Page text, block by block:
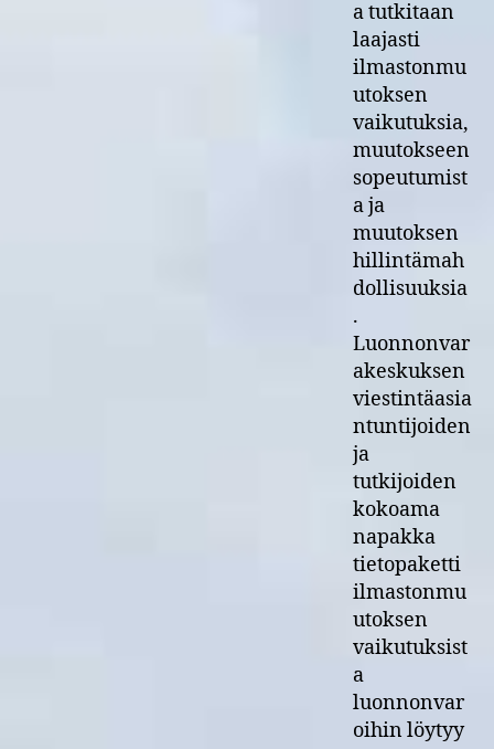
a tutkitaan
laajasti
ilmastonmu
utoksen
vaikutuksia,
muutokseen
sopeutumist
a ja
muutoksen
hillintämah
dollisuuksia
.
Luonnonvar
akeskuksen
viestintäasia
ntuntijoiden
ja
tutkijoiden
kokoama
napakka
tietopaketti
ilmastonmu
utoksen
vaikutuksist
a
luonnonvar
oihin löytyy